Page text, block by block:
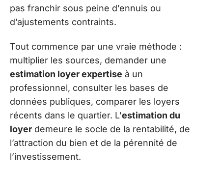
pas franchir sous peine d’ennuis ou
d’ajustements contraints.
Tout commence par une vraie méthode :
multiplier les sources, demander une
estimation loyer expertise à un
professionnel, consulter les bases de
données publiques, comparer les loyers
récents dans le quartier. L’estimation du
loyer demeure le socle de la rentabilité, de
l’attraction du bien et de la pérennité de
l’investissement.